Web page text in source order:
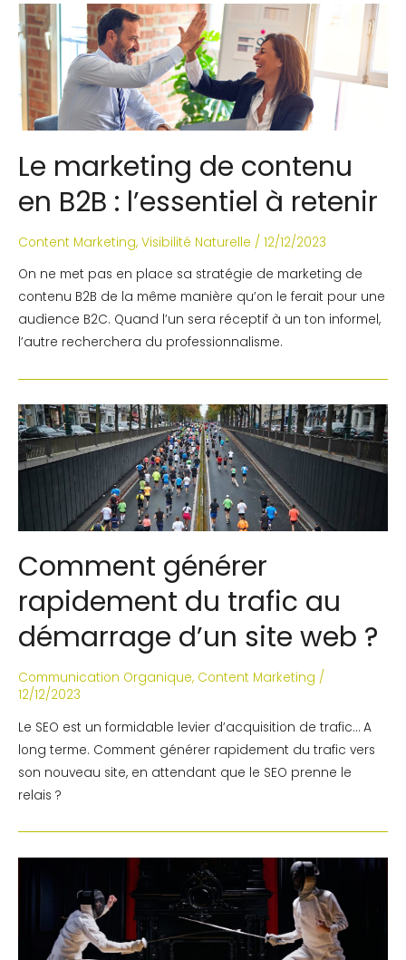
Le marketing de contenu
en B2B : l’essentiel à retenir
Content Marketing, Visibilité Naturelle / 12/12/2023
On ne met pas en place sa stratégie de marketing de
contenu B2B de la même manière qu’on le ferait pour une
audience B2C. Quand l’un sera réceptif à un ton informel,
l’autre recherchera du professionnalisme.
Comment générer
rapidement du trafic au
démarrage d’un site web ?
Communication Organique, Content Marketing /
12/12/2023
Le SEO est un formidable levier d’acquisition de trafic… A
long terme. Comment générer rapidement du trafic vers
son nouveau site, en attendant que le SEO prenne le
relais ?